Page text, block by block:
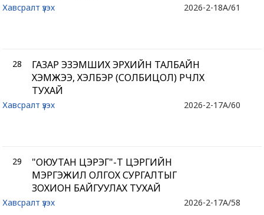
2026-2-18A/61
Хавсралт үзэх
28
ГАЗАР ЭЗЭМШИХ ЭРХИЙН ТАЛБАЙН
ХЭМЖЭЭ, ХЭЛБЭР (СОЛБИЦОЛ) ӨӨРЧЛӨХ
ТУХАЙ
2026-2-17A/60
Хавсралт үзэх
29
"ОЮУТАН ЦЭРЭГ"-Т ЦЭРГИЙН
МЭРГЭЖИЛ ОЛГОХ СУРГАЛТЫГ
ЗОХИОН БАЙГУУЛАХ ТУХАЙ
2026-2-17A/58
Хавсралт үзэх